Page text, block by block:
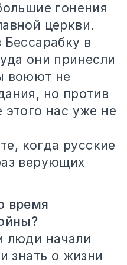
гонения
церкви.
в
они принесли
воюют не
но против
этого нас уже не
когда русские
верующих
время
люди начали
знать о жизни